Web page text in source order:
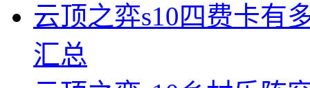
云顶之弈s10四费卡有
汇总